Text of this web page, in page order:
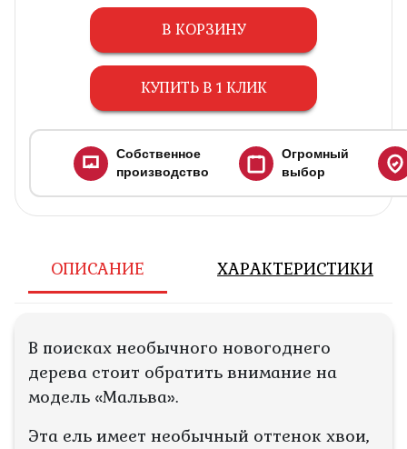
В КОРЗИНУ
КУПИТЬ В 1 КЛИК
Собственное
производство
Огромный
выбор
ОПИСАНИЕ ХАРАКТЕРИСТИКИ
В поисках необычного новогоднего
дерева стоит обратить внимание на
модель «Мальва».
Эта ель имеет необычный оттенок хвои,